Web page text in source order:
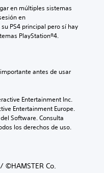
en múltiples sistemas
en
PS4 principal pero sí hay
PlayStation®4.
Entertainment Inc.
Entertainment Europe.
Software. Consulta
los derechos de uso.
Co.